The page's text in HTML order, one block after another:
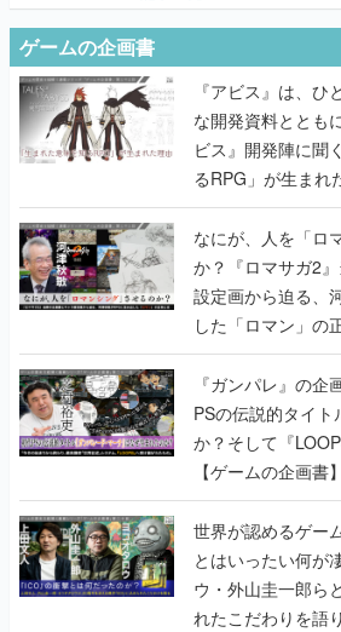
ゲームの企画書
『アビス』は、
な開発資料ととも
ビス』開発陣に聞
るRPG」が生まれ
書】
なにが、人を「ロ
か？『ロマサガ2
設定画から迫る、
した「ロマン」の
書】
『ガンパレ』の
PSの伝説的タイ
か？そして『
【ゲームの企画書】
世界が認めるゲー
とはいったい何が
ウ・外山圭一郎ら
れたこだわりを語